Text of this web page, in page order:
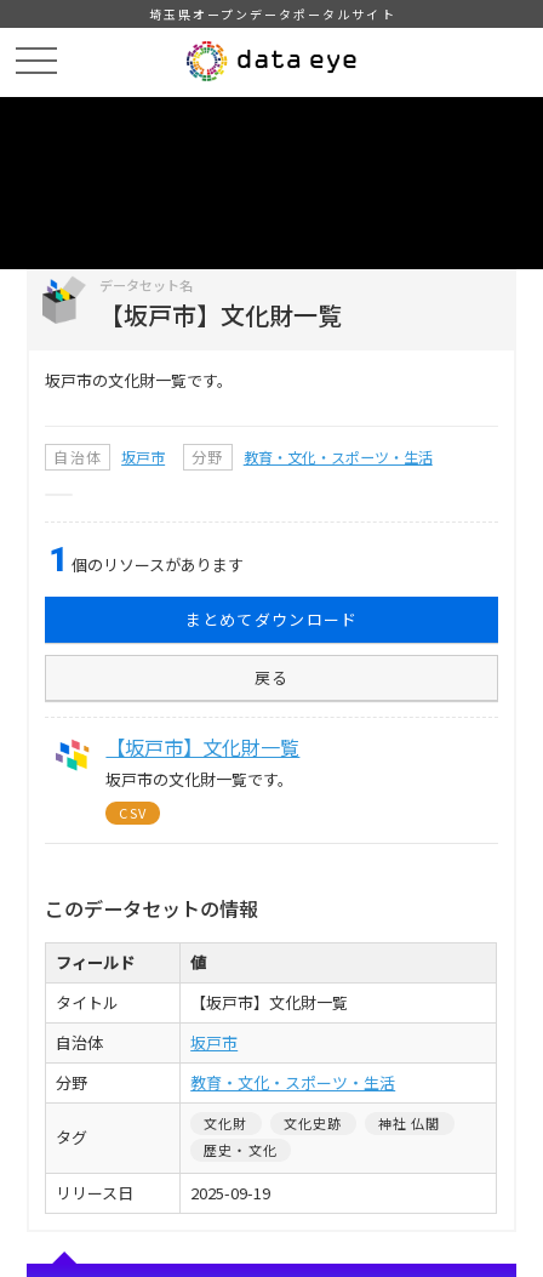
埼玉県オープンデータポータルサイト
データセット名
【坂戸市】文化財一覧
坂戸市の文化財一覧です。
自治体 坂戸市 分野 教育・文化・スポーツ・生活
1 個のリソースがあります
まとめてダウンロード
戻る
【坂戸市】文化財一覧
坂戸市の文化財一覧です。
CSV
このデータセットの情報
フィールド
値
タイトル
【坂戸市】文化財一覧
自治体
坂戸市
分野
教育・文化・スポーツ・生活
タグ
文化財 文化史跡
神社 仏閣
歴史・文化
リリース日 2025-09-19